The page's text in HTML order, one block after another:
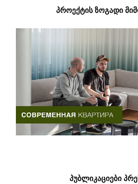
ᲞᲠᲝᲔᲥᲢᲘᲡ ᲖᲝᲒᲐᲓᲘ
ᲞᲣᲑᲚᲘᲙᲐᲪᲘᲔᲑᲘ